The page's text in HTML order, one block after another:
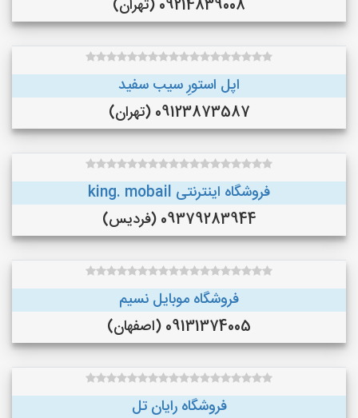
09214839008 (تهران)
اپل استورِ سیب سفید
09123873587 (تهران)
فروشگاه اینترنتی king. mobail
09379283944 (فردیس)
فروشگاه موبایل نسیم
09131374005 (اصفهان)
فروشگاه رایان تل